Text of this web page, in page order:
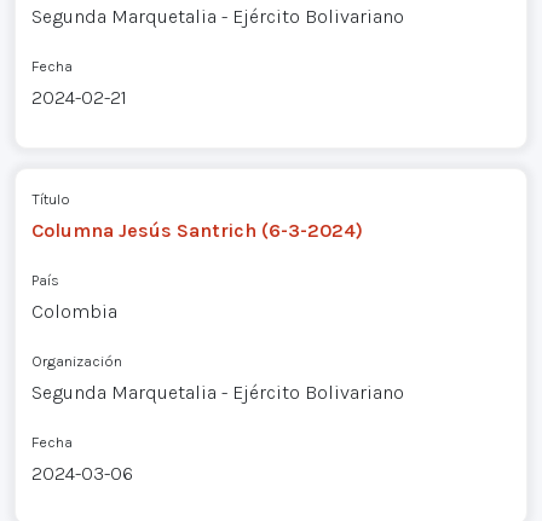
Segunda Marquetalia - Ejército Bolivariano
Fecha
2024-02-21
Título
Columna Jesús Santrich (6-3-2024)
País
Colombia
Organización
Segunda Marquetalia - Ejército Bolivariano
Fecha
2024-03-06